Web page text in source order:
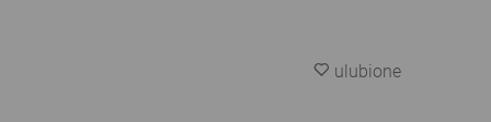
ulubione